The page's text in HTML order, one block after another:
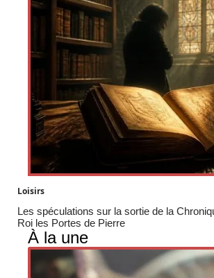
Loisirs
Les spéculations sur la sortie de la
Roi les Portes de Pierre
À la une